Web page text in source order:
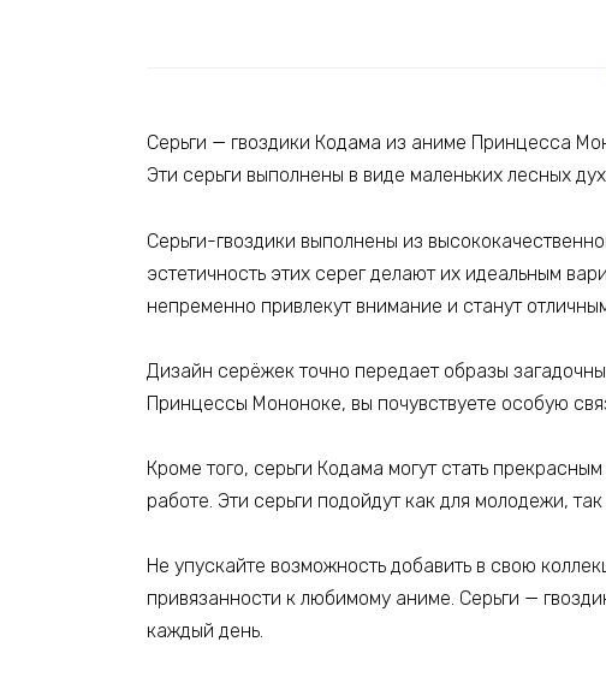
Серьги — гвоздики Кодама из аниме Принцесса
Эти серьги выполнены в виде маленьких лесных
Серьги-гвоздики выполнены из
эстетичность этих серег делают их идеальным
непременно привлекут внимание и станут
Дизайн серёжек точно передает образы
Принцессы Мононоке, вы почувствуете особую
Кроме того, серьги Кодама могут стать
работе. Эти серьги подойдут как для молодежи,
Не упускайте возможность добавить в свою
привязанности к любимому аниме. Серьги —
каждый день.